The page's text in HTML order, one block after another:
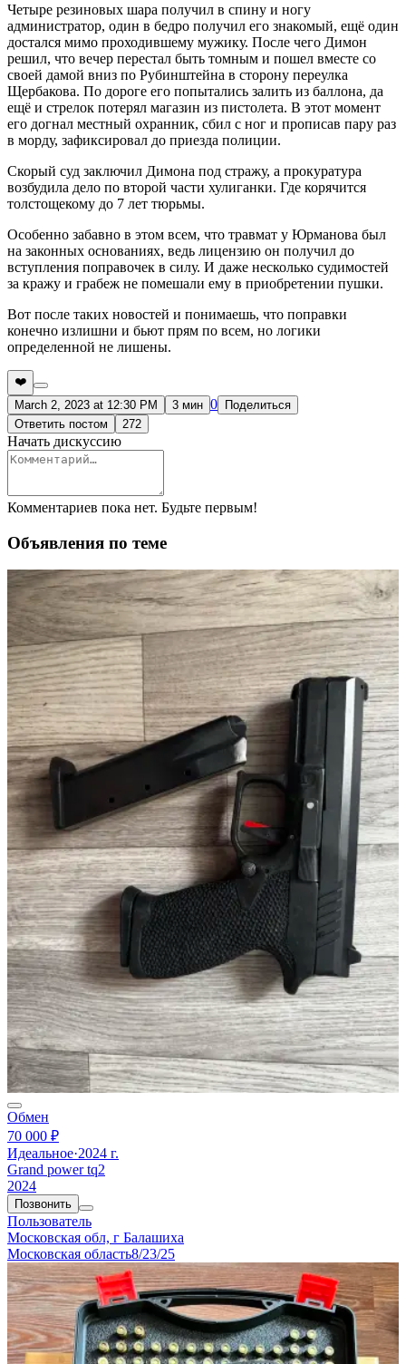
Четыре резиновых шара получил в спину и ногу
администратор, один в бедро получил его знакомый, ещё один
достался мимо проходившему мужику. После чего Димон
решил, что вечер перестал быть томным и пошел вместе со
своей дамой вниз по Рубинштейна в сторону переулка
Щербакова. По дороге его попытались залить из баллона, да
ещё и стрелок потерял магазин из пистолета. В этот момент
его догнал местный охранник, сбил с ног и прописав пару раз
в морду, зафиксировал до приезда полиции.
Скорый суд заключил Димона под стражу, а прокуратура
возбудила дело по второй части хулиганки. Где корячится
толстощекому до 7 лет тюрьмы.
Особенно забавно в этом всем, что травмат у Юрманова был
на законных основаниях, ведь лицензию он получил до
вступления поправочек в силу. И даже несколько судимостей
за кражу и грабеж не помешали ему в приобретении пушки.
Вот после таких новостей и понимаешь, что поправки
конечно излишни и бьют прям по всем, но логики
определенной не лишены.
❤️
March 2, 2023 at 12:30 PM
3 мин 0
Поделиться
Ответить постом
272
Начать дискуссию
Комментариев пока нет. Будьте первым!
Объявления по теме
Обмен
70 000 ₽
Идеальное·2024 г.
Grand power tq2
2024
Позвонить
Пользователь
Московская обл, г Балашиха
Московская область8/23/25